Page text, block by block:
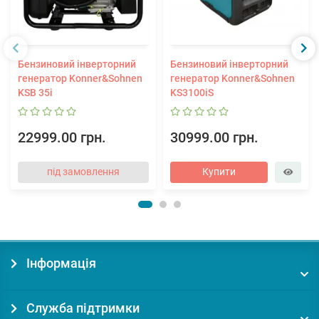
Бензиновий інверторний
генератор Konner&Sohnen
KSB 35i
22999.00 грн.
під замовлення
Бензиновий інверторний
генератор Konner&Sohnen
KS3100iS
30999.00 грн.
Купити
Інформація
Служба підтримки